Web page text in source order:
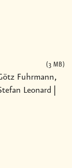
Fuhrmann,
Leonard |
3 MB